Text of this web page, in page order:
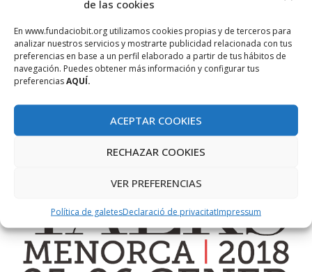
de las cookies
En www.fundaciobit.org utilizamos cookies propias y de terceros para
analizar nuestros servicios y mostrarte publicidad relacionada con tus
preferencias en base a un perfil elaborado a partir de tus hábitos de
navegación. Puedes obtener más información y configurar tus
preferenciasAQUÍ.
ACEPTAR COOKIES
RECHAZAR COOKIES
VER PREFERENCIAS
Política de galetesDeclaració de privacitatImpressum
gratuïtes i obertes a tothom …